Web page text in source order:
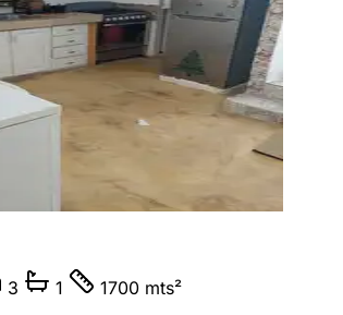
3 1
1700 mts²